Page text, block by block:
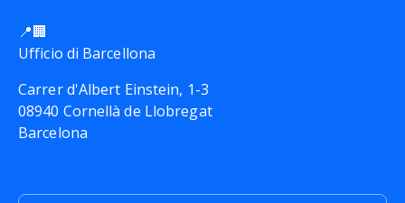
📍🏢
Ufficio di Barcellona
Carrer d'Albert Einstein, 1-3
08940 Cornellà de Llobregat
Barcelona